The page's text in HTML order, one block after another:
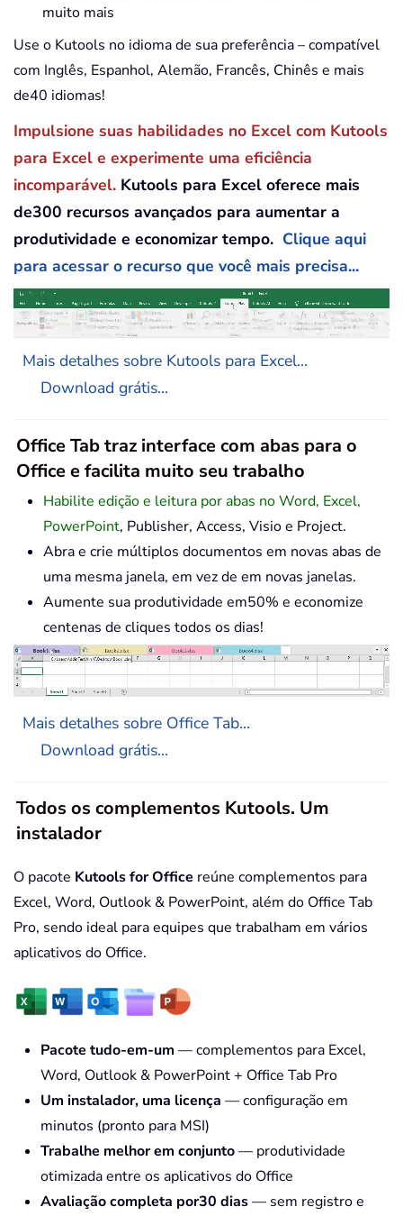
muito mais
Use o Kutools no idioma de sua preferência – compatível
com Inglês, Espanhol, Alemão, Francês, Chinês e mais
de40 idiomas!
Impulsione suas habilidades no Excel com Kutools
para Excel e experimente uma eficiência
incomparável. Kutools para Excel oferece mais
de300 recursos avançados para aumentar a
produtividade e economizar tempo. Clique aqui
para acessar o recurso que você mais precisa...
Mais detalhes sobre Kutools para Excel...
Download grátis...
Office Tab traz interface com abas para o
Office e facilita muito seu trabalho
Habilite edição e leitura por abas no Word, Excel,
PowerPoint, Publisher, Access, Visio e Project.
Abra e crie múltiplos documentos em novas abas de
uma mesma janela, em vez de em novas janelas.
Aumente sua produtividade em50% e economize
centenas de cliques todos os dias!
Mais detalhes sobre Office Tab...
Download grátis...
Todos os complementos Kutools. Um
instalador
O pacote Kutools for Office reúne complementos para
Excel, Word, Outlook & PowerPoint, além do Office Tab
Pro, sendo ideal para equipes que trabalham em vários
aplicativos do Office.
Pacote tudo-em-um — complementos para Excel,
Word, Outlook & PowerPoint + Office Tab Pro
Um instalador, uma licença — configuração em
minutos (pronto para MSI)
Trabalhe melhor em conjunto— produtividade
otimizada entre os aplicativos do Office
Avaliação completa por30 dias— sem registro e